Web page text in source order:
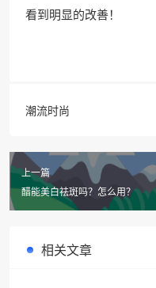
看到明显的改善！
潮流时尚
上一篇
醋能美白祛斑吗？怎么用？
相关文章